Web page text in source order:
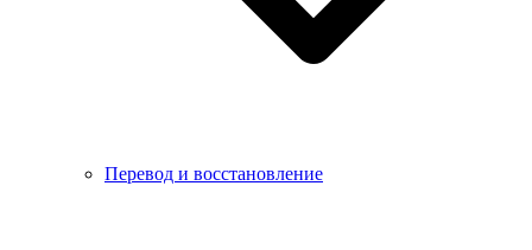
Перевод и восстановление